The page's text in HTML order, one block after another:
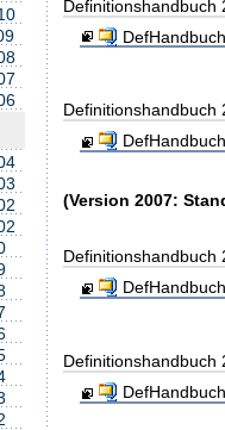
Definitionshandbuch
Definitionshandbuch
(Version 2007:
Definitionshandbuch
Definitionshandbuch